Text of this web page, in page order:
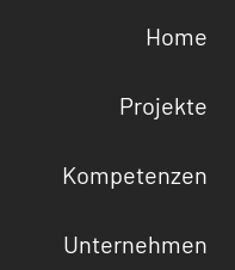
Home
Projekte
Kompetenzen
Unternehmen